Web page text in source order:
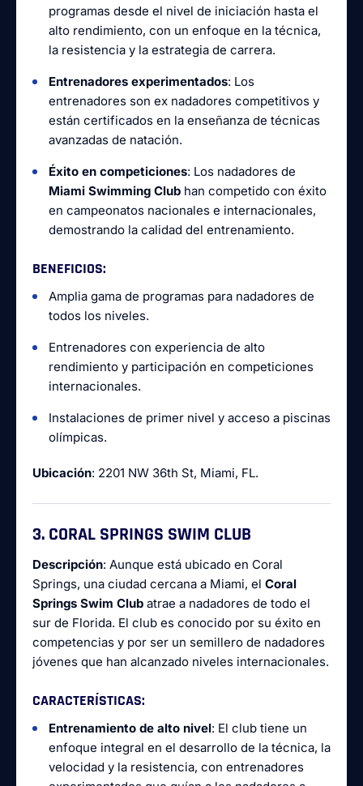
programas desde el nivel de iniciación hasta el
alto rendimiento, con un enfoque en la técnica,
la resistencia y la estrategia de carrera.
Entrenadores experimentados: Los
entrenadores son ex nadadores competitivos y
están certificados en la enseñanza de técnicas
avanzadas de natación.
Éxito en competiciones: Los nadadores de
Miami Swimming Club han competido con éxito
en campeonatos nacionales e internacionales,
demostrando la calidad del entrenamiento.
BENEFICIOS:
Amplia gama de programas para nadadores de
todos los niveles.
Entrenadores con experiencia de alto
rendimiento y participación en competiciones
internacionales.
Instalaciones de primer nivel y acceso a piscinas
olímpicas.
Ubicación: 2201 NW 36th St, Miami, FL.
3. CORAL SPRINGS SWIM CLUB
Descripción: Aunque está ubicado en Coral
Springs, una ciudad cercana a Miami, el Coral
Springs Swim Club atrae a nadadores de todo el
sur de Florida. El club es conocido por su éxito en
competencias y por ser un semillero de nadadores
jóvenes que han alcanzado niveles internacionales.
CARACTERÍSTICAS:
Entrenamiento de alto nivel: El club tiene un
enfoque integral en el desarrollo de la técnica, la
velocidad y la resistencia, con entrenadores